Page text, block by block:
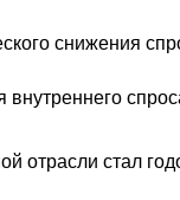
снижения
отрасли стал